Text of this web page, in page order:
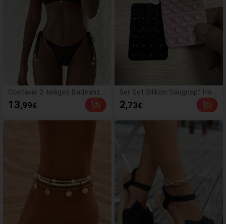
Costavie 2-teiliges Badeanzu
g-Set, mit glitzerndem strukt
uriertem Stoff, Perlendekor,
13,99€
5er Set Silikon Saugnapf Han
dyhülle Halter, Saugnapf Han
dy Ständer, Klebender Handyh
er (Vor der Verwendung bitte
die Oberfläche sorgfältig reini
arten, bevor Sie es benutze
2,73€